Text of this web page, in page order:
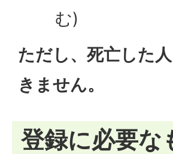
む)
ただし、死亡した
きません。
登録に必要な